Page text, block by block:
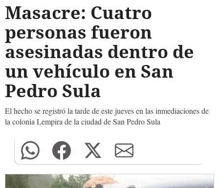
Masacre: Cuatro
personas fueron
asesinadas dentro de
un vehículo en San
Pedro Sula
El hecho se registró la tarde de este jueves en las inmediaciones de
la colonia Lempira de la ciudad de San Pedro Sula